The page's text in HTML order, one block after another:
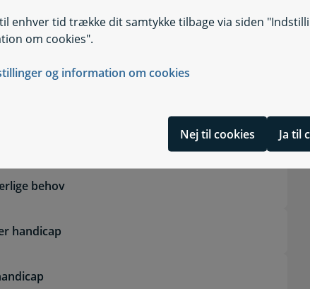
enhver tid trække dit samtykke tilbage via siden
om cookies".
og information om cookies
Nej til cookies Ja til
Selvbetjening,
behov
handicap